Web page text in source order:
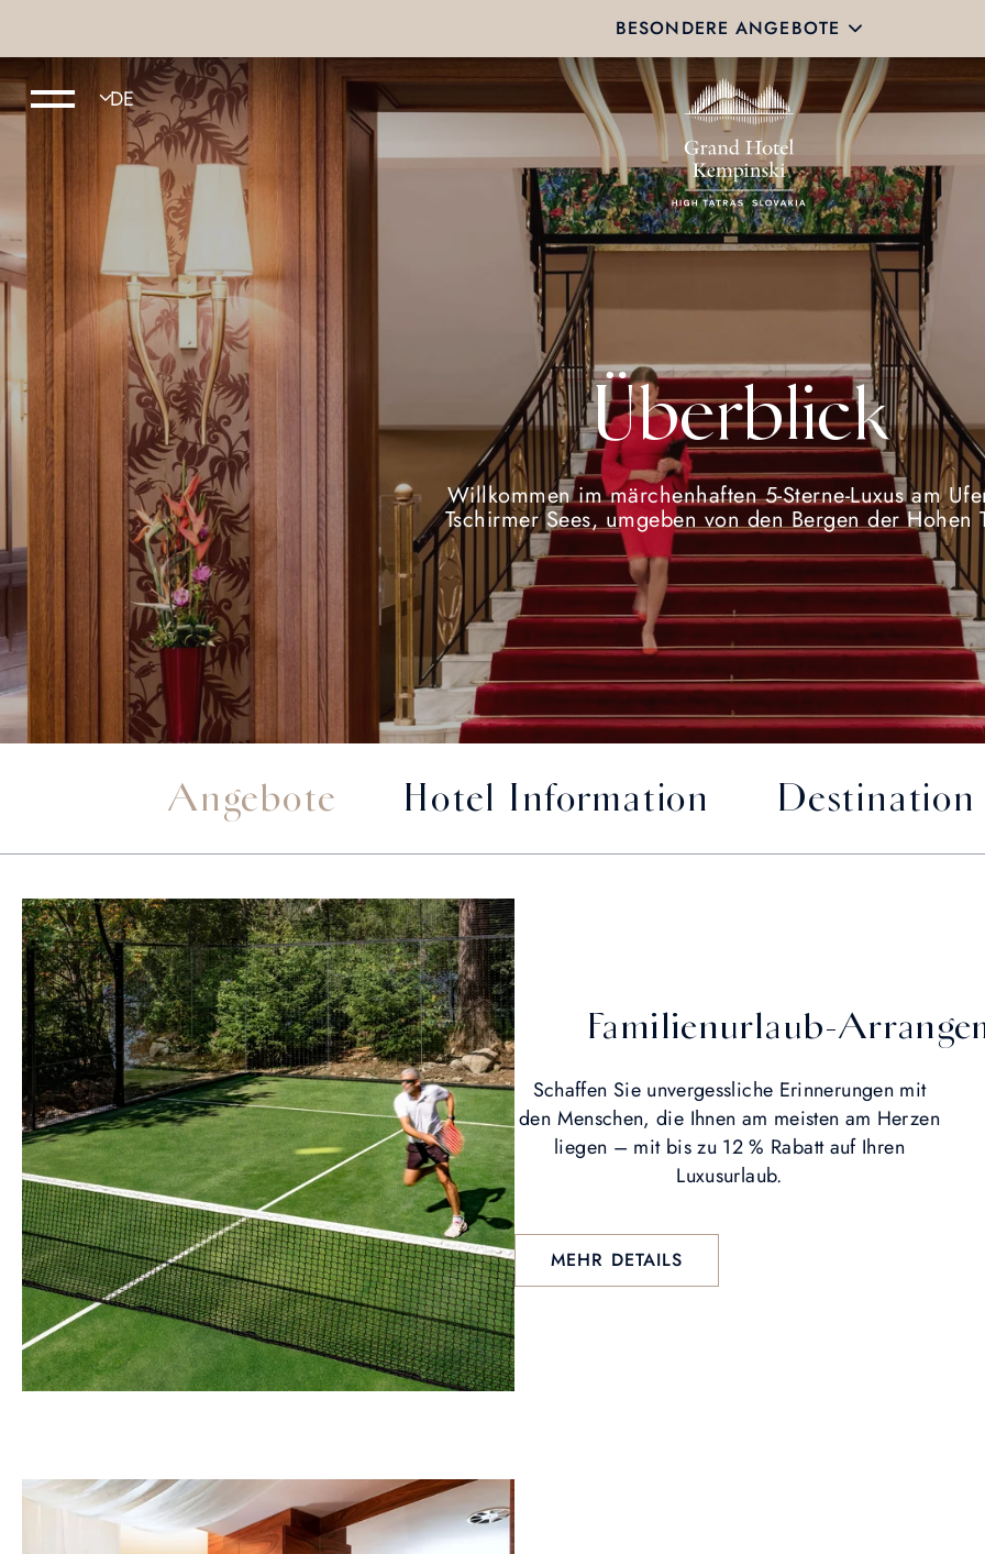
BESONDERE ANGEBOTE
Überblick
Willkommen im märchenhaften 5-Sterne-Luxus am
Tschirmer Sees, umgeben von den Bergen der Hohen
Angebote Hotel Information Destination
Familienurlaub-
Schaffen Sie unvergessliche Erinnerungen mit
den Menschen, die Ihnen am meisten am Herzen
liegen – mit bis zu 12 % Rabatt auf Ihren
Luxusurlaub.
MEHR DETAILS